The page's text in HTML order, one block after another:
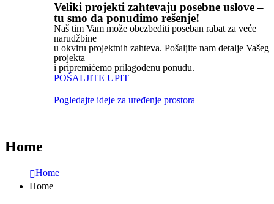
Veliki projekti zahtevaju posebne uslove –
tu smo da ponudimo rešenje!
Naš tim Vam može obezbediti poseban rabat za veće
narudžbine
u okviru projektnih zahteva. Pošaljite nam detalje Vašeg
projekta
i pripremićemo prilagođenu ponudu.
POŠALJITE UPIT
Pogledajte ideje za uređenje prostora
Home
Home
Home